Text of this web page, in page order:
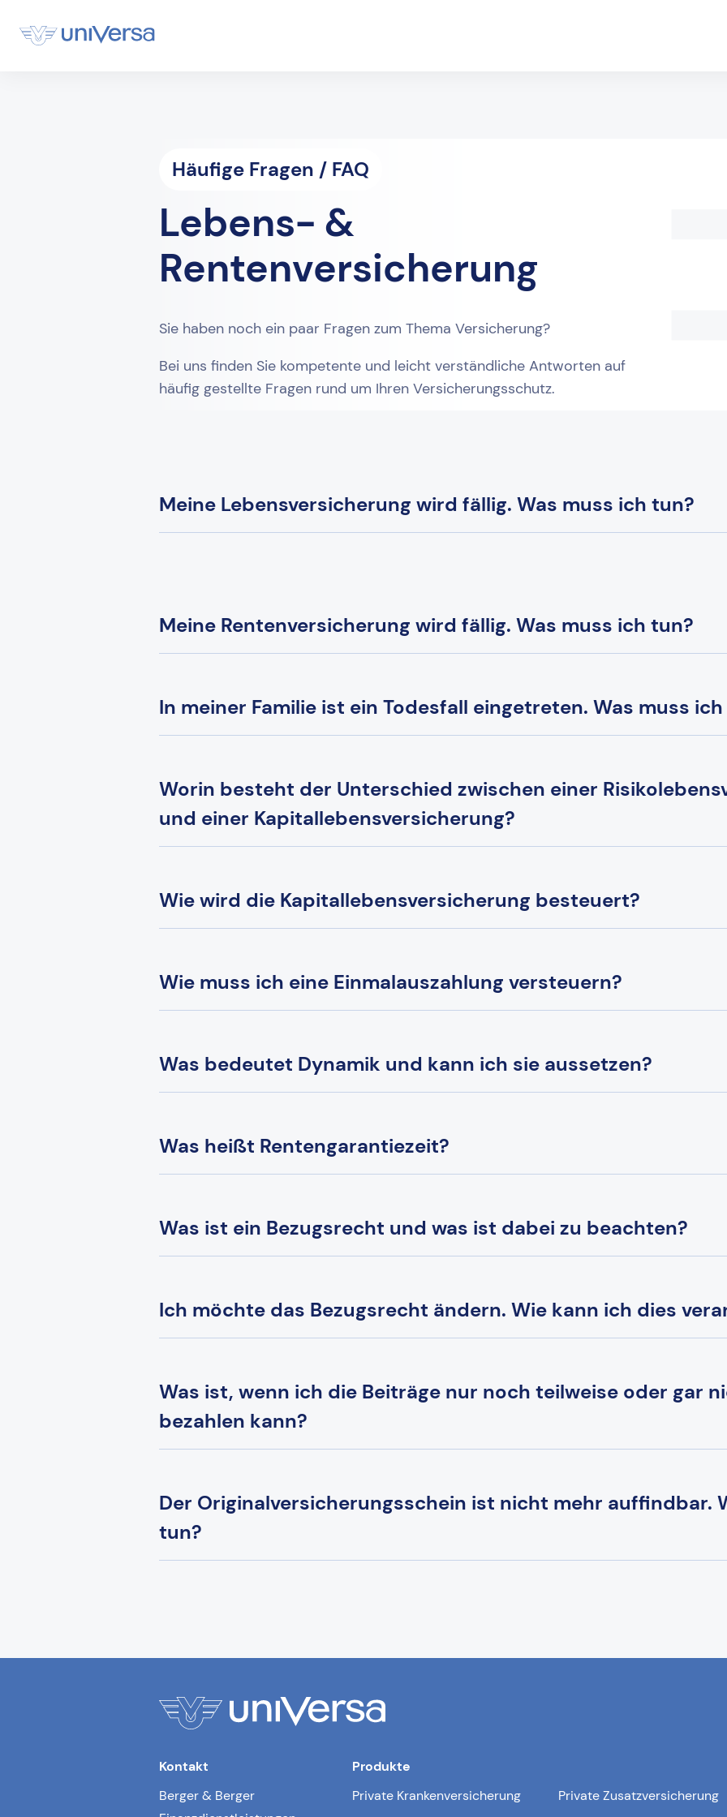
Häufige Fragen / FAQ
Lebens- &
Rentenversicherung
Sie haben noch ein paar Fragen zum Thema Versicherung?
Bei uns finden Sie kompetente und leicht verständliche Antworten auf
häufig gestellte Fragen rund um Ihren Versicherungsschutz.
Meine Lebensversicherung wird fällig. Was muss ich tun?
Meine Rentenversicherung wird fällig. Was muss ich tun?
In meiner Familie ist ein Todesfall eingetreten. Was muss
Worin besteht der Unterschied zwischen einer
und einer Kapitallebensversicherung?
Wie wird die Kapitallebensversicherung besteuert?
Wie muss ich eine Einmalauszahlung versteuern?
Was bedeutet Dynamik und kann ich sie aussetzen?
Was heißt Rentengarantiezeit?
Was ist ein Bezugsrecht und was ist dabei zu beachten?
Ich möchte das Bezugsrecht ändern. Wie kann ich dies
Was ist, wenn ich die Beiträge nur noch teilweise oder gar
bezahlen kann?
Der Originalversicherungsschein ist nicht mehr auffindbar.
tun?
Kontakt
Berger & Berger
Produkte
Private Krankenversicherung
Private Zusatzversicherung